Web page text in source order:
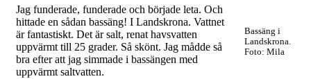
Bassäng i
Landskrona.
Foto: Mila
Jag funderade, funderade och började leta. Och
hittade en sådan bassäng! I Landskrona. Vattnet
är fantastiskt. Det är salt, renat havsvatten
uppvärmt till 25 grader. Så skönt. Jag mådde så
bra efter att jag simmade i bassängen med
uppvärmt saltvatten.